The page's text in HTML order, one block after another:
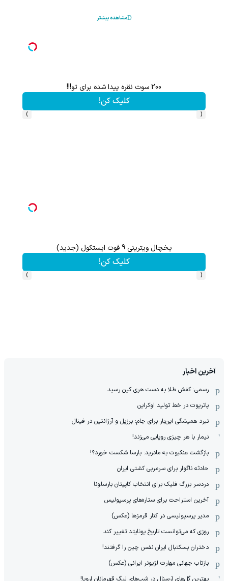
مشاهده بیشتر
کلیک کن!
‹
›
یخچال ویترینی 9 فوت ایستکول (جدید)
کلیک کن!
‹
›
آخرین اخبار
رسمی: کفش طلا به دست هری کین رسید
پاتریوت در خط تولید اوکراین
نبرد همیشگی این‌بار برای جام: برزیل و آرژانتین در فینال
نیمار با هر چیزی روپایی می‌زند!
بازگشت عنکبوت به مادرید: بارسا شکست خورد؟!
حادثه ناگوار برای سرمربی کشتی ایران
دردسر بزرگ فلیک برای انتخاب کاپیتان بارسلونا
آخرین استراحت برای ستاره‌های پرسپولیس
مدیر پرسپولیسی در کنار قرمزها (عکس)
روزی که می‌توانست تاریخ یونایتد تغییر کند
دختران بسکتبال ایران نفس چین را گرفتند!
بازتاب جهانی مهارت لژیونر ایرانی (عکس)
بهترین گل‌های آرسنال در شب‌های لیگ قهرمانان اروپا!